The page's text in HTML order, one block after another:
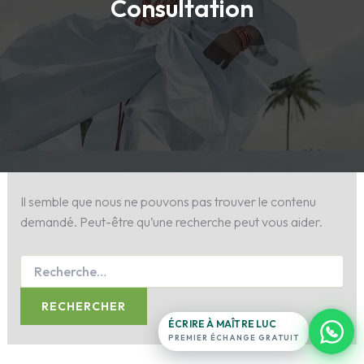
Consultation
Il semble que nous ne pouvons pas trouver le contenu
demandé. Peut-être qu’une recherche peut vous aider.
Maître Luc
Exposez votre situation.
ligne du
temple
16
ÉCRIRE À MAÎTRE LUC
PREMIER ÉCHANGE GRATUIT